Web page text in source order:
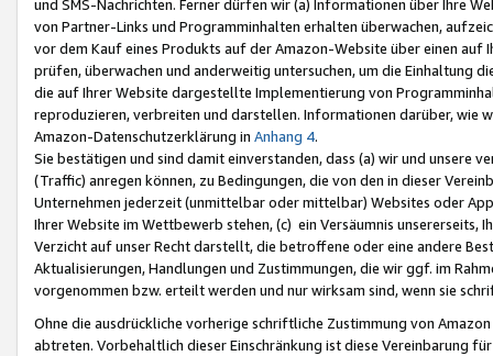
und SMS-Nachrichten. Ferner dürfen wir (a) Informationen über Ihre
von Partner-Links und Programminhalten erhalten überwachen,
vor dem Kauf eines Produkts auf der Amazon-Website über einen
prüfen, überwachen und anderweitig untersuchen, um die Einhaltung
die auf Ihrer Website dargestellte Implementierung von
reproduzieren, verbreiten und darstellen. Informationen darüber, wie
Amazon-Datenschutzerklärung in Anhang 4.
Sie bestätigen und sind damit einverstanden, dass (a) wir und
(Traffic) anregen können, zu Bedingungen, die von den in dieser
Unternehmen jederzeit (unmittelbar oder mittelbar) Websites oder
Ihrer Website im Wettbewerb stehen, (c) ein Versäumnis unsererseits,
Verzicht auf unser Recht darstellt, die betroffene oder eine andere
Aktualisierungen, Handlungen und Zustimmungen, die wir ggf. im
vorgenommen bzw. erteilt werden und nur wirksam sind, wenn sie
Ohne die ausdrückliche vorherige schriftliche Zustimmung von
abtreten. Vorbehaltlich dieser Einschränkung ist diese Vereinbarung